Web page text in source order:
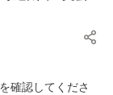
確認してくださ